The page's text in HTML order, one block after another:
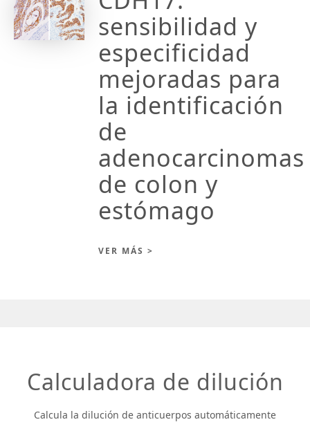
sensibilidad y
especificidad
mejoradas para
la identificación
de
adenocarcinomas
de colon y
estómago
VER MÁS >
Calculadora de dilución
Calcula la dilución de anticuerpos automáticamente